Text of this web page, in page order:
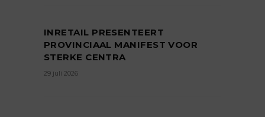
INRETAIL PRESENTEERT
PROVINCIAAL MANIFEST VOOR
STERKE CENTRA
29 juli 2026